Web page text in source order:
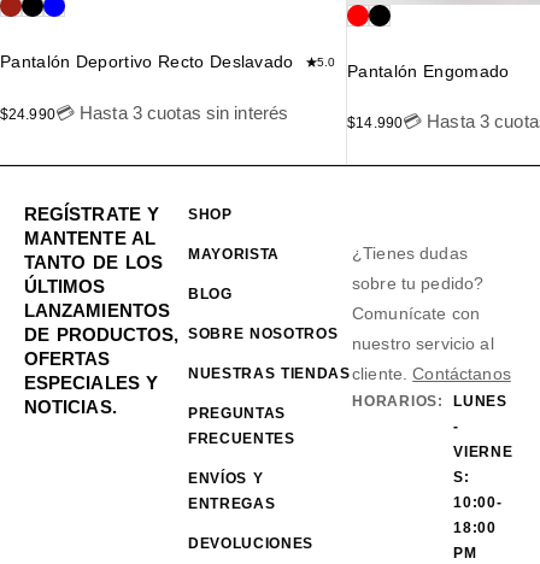
Pantalón Deportivo Recto Deslavado 5.0
$24.990💳 Hasta 3 cuotas sin interés
Pantalón Engomado
$14.990💳 Hasta 3
REGÍSTRATE Y
MANTENTE AL
TANTO DE LOS
ÚLTIMOS
LANZAMIENTOS
DE PRODUCTOS,
OFERTAS
ESPECIALES Y
NOTICIAS.
SHOP
MAYORISTA
BLOG
SOBRE NOSOTROS
NUESTRAS TIENDAS
PREGUNTAS
FRECUENTES
ENVÍOS Y
ENTREGAS
DEVOLUCIONES
¿Tienes dudas
sobre tu pedido?
Comunícate con
nuestro servicio al
cliente.Contáctanos
HORARIOS:
LUNES
-
VIERNE
S:
10:00-
18:00
PM